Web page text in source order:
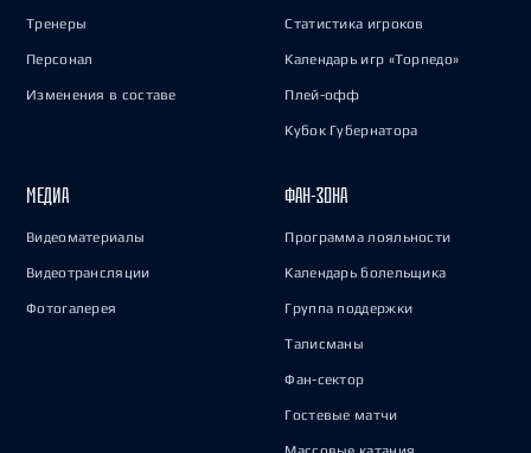
Тренеры
Персонал
Изменения в составе
Статистика игроков
Календарь игр «Торпедо»
Плей-офф
Кубок Губернатора
МЕДИА
Видеоматериалы
Видеотрансляции
Фотогалерея
ФАН-ЗОНА
Программа лояльности
Календарь болельщика
Группа поддержки
Талисманы
Фан-сектор
Гостевые матчи